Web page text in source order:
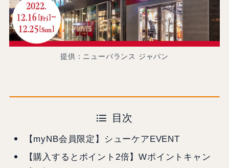
提供：ニューバランス ジャパン
目次
【myNB会員限定】シューケアEVENT
【購入するとポイント2倍】Wポイントキャン